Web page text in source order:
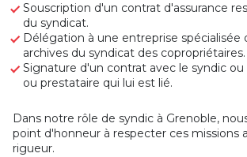
Souscription d'un contrat d'assurance
du syndicat.
Délégation à une entreprise spécialisée
archives du syndicat des copropriétaires.
Signature d'un contrat avec le syndic
ou prestataire qui lui est lié.
Dans notre rôle de syndic à Grenoble,
point d'honneur à respecter ces missions
rigueur.